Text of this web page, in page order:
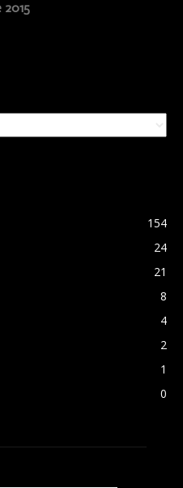
2015
154
24
21
8
4
2
1
0